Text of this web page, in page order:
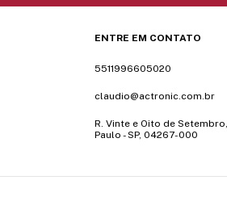
ENTRE EM CONTATO
5511996605020
claudio@actronic.com.br
R. Vinte e Oito de
Paulo - SP, 04267-000